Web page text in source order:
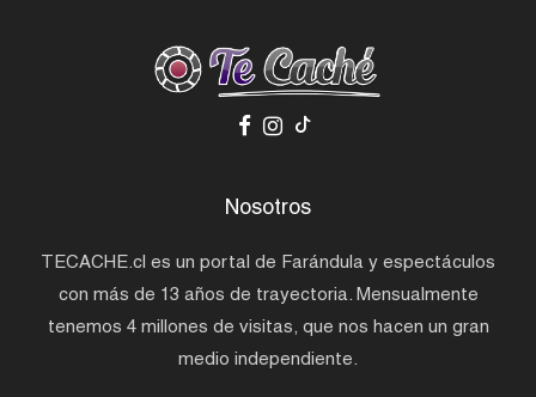
Nosotros
TECACHE.cl es un portal de Farándula y espectáculos
con más de 13 años de trayectoria. Mensualmente
tenemos 4 millones de visitas, que nos hacen un gran
medio independiente.